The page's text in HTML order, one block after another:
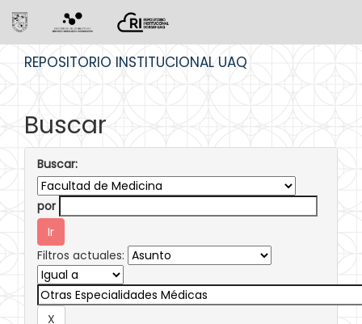
REPOSITORIO INSTITUCIONAL UAQ
Buscar
Buscar:
por
Filtros actuales: